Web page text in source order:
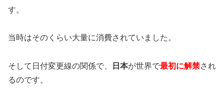
す。
当時はそのくらい大量に消費されていました。
そして日付変更線の関係で、 日本が世界で最初に解禁され
るのです。